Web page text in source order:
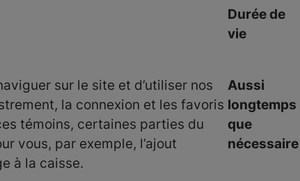
Durée de
vie
sur le site et d’utiliser nos
la connexion et les favoris
témoins, certaines parties du
vous, par exemple, l’ajout
à la caisse.
Aussi
longtemps
que
nécessaire